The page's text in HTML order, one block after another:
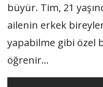
büyür. Tim, 21
ailenin erkek
yapabilme gibi özel
öğrenir…